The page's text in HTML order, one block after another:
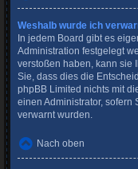
Weshalb wurde ich
In jedem Board gibt es
Administration festgelegt
verstoßen haben, kann sie
Sie, dass dies die
phpBB Limited nichts mit
einen Administrator, sofern
verwarnt wurden.
Nach oben